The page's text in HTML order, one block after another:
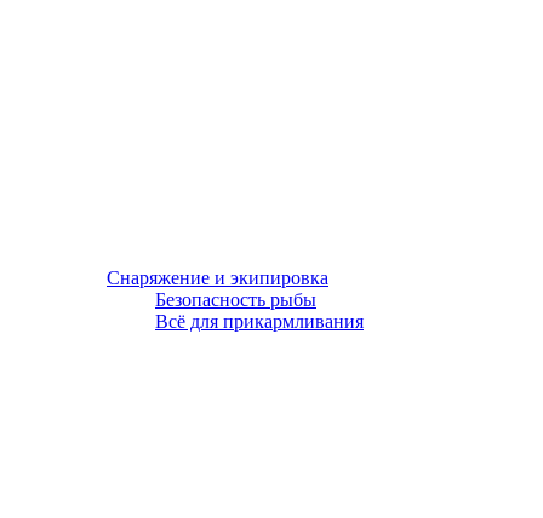
Снаряжение и экипировка
Безопасность рыбы
Всё для прикармливания